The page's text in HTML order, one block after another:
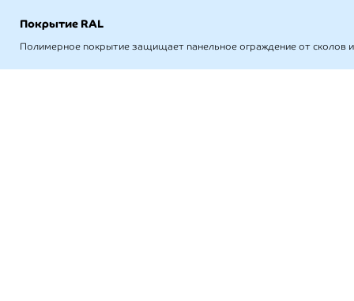
Покрытие RAL
Полимерное покрытие защищает панельное ограждение от сколов